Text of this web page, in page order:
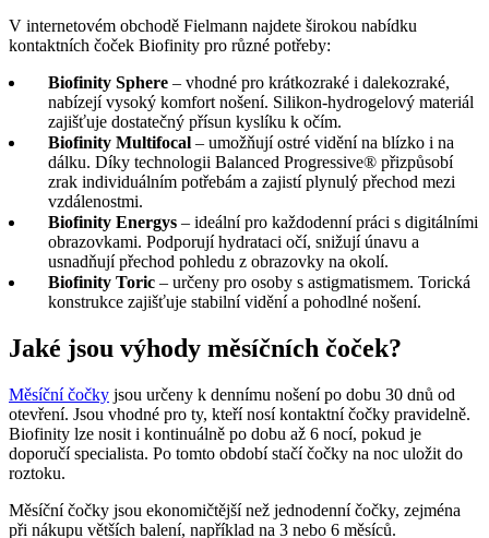
V internetovém obchodě Fielmann najdete širokou nabídku
kontaktních čoček Biofinity pro různé potřeby:
Biofinity Sphere – vhodné pro krátkozraké i dalekozraké,
nabízejí vysoký komfort nošení. Silikon-hydrogelový materiál
zajišťuje dostatečný přísun kyslíku k očím.
Biofinity Multifocal – umožňují ostré vidění na blízko i na
dálku. Díky technologii Balanced Progressive® přizpůsobí
zrak individuálním potřebám a zajistí plynulý přechod mezi
vzdálenostmi.
Biofinity Energys – ideální pro každodenní práci s digitálními
obrazovkami. Podporují hydrataci očí, snižují únavu a
usnadňují přechod pohledu z obrazovky na okolí.
Biofinity Toric – určeny pro osoby s astigmatismem. Torická
konstrukce zajišťuje stabilní vidění a pohodlné nošení.
Jaké jsou výhody měsíčních čoček?
Měsíční čočky jsou určeny k dennímu nošení po dobu 30 dnů od
otevření. Jsou vhodné pro ty, kteří nosí kontaktní čočky pravidelně.
Biofinity lze nosit i kontinuálně po dobu až 6 nocí, pokud je
doporučí specialista. Po tomto období stačí čočky na noc uložit do
roztoku.
Měsíční čočky jsou ekonomičtější než jednodenní čočky, zejména
při nákupu větších balení, například na 3 nebo 6 měsíců.